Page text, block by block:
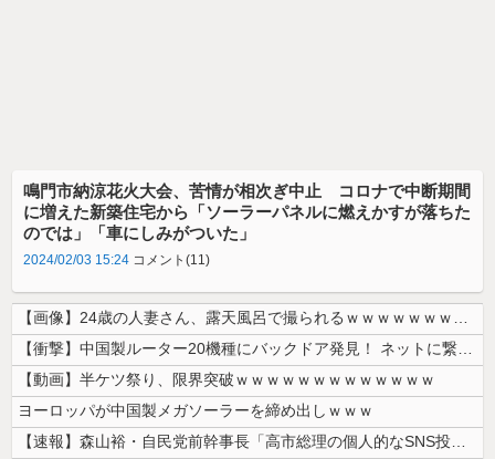
鳴門市納涼花火大会、苦情が相次ぎ中止 コロナで中断期間
に増えた新築住宅から「ソーラーパネルに燃えかすが落ちた
のでは」「車にしみがついた」
2024/02/03 15:24 コメント(11)
【画像】24歳の人妻さん、露天風呂で撮られるｗｗｗｗｗｗｗｗｗｗｗｗ...
【衝撃】中国製ルーター20機種にバックドア発見！ ネットに繋ぐだけで3...
【動画】半ケツ祭り、限界突破ｗｗｗｗｗｗｗｗｗｗｗｗｗ
ヨーロッパが中国製メガソーラーを締め出しｗｗｗ
【速報】森山裕・自民党前幹事長「高市総理の個人的なSNS投稿が習近平主...